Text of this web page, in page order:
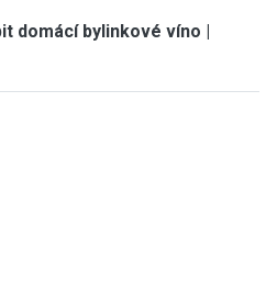
domácí bylinkové víno |